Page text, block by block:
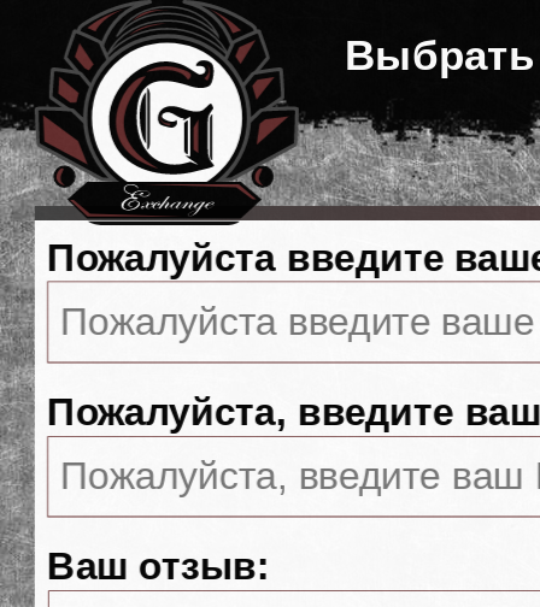
Пожалуйста введите
Пожалуйста, введите
Ваш отзыв: